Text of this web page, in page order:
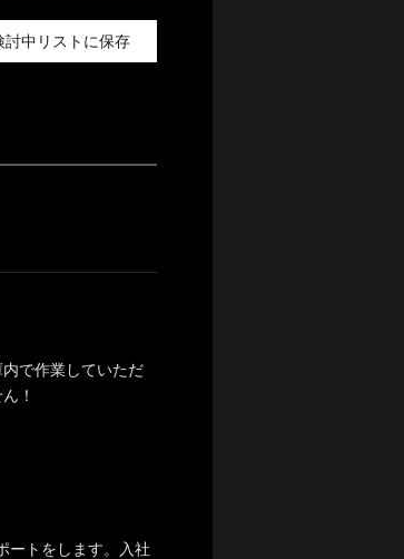
討中リストに保存
で作業していただ
！
ートをします。入社